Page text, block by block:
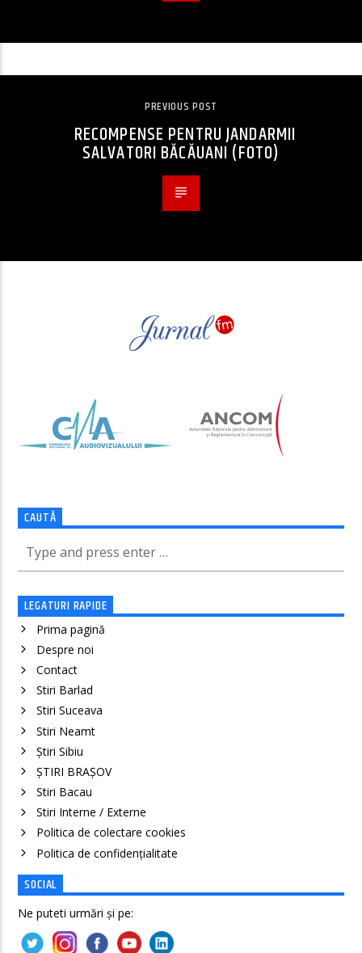
PREVIOUS POST
RECOMPENSE PENTRU JANDARMII
SALVATORI BĂCĂUANI (FOTO)
CAUTĂ
LEGATURI RAPIDE
Prima pagină
Despre noi
Contact
Stiri Barlad
Stiri Suceava
Stiri Neamt
Știri Sibiu
ȘTIRI BRAȘOV
Stiri Bacau
Stiri Interne / Externe
Politica de colectare cookies
Politica de confidenţialitate
SOCIAL
Ne puteti urmări și pe: